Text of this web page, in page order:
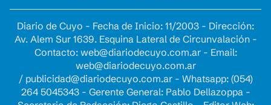
Diario de Cuyo - Fecha de Inicio: 11/2003 - Dirección:
Av. Alem Sur 1639. Esquina Lateral de Circunvalación -
Contacto: web@diariodecuyo.com.ar- Email:
web@diariodecuyo.com.ar
/ publicidad@diariodecuyo.com.ar- Whatsapp: (054)
264 5045343 - Gerente General: Pablo Dellazoppa -